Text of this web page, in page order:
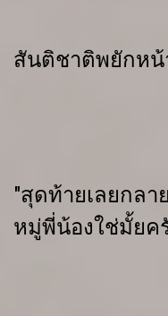
สันติชาติพยักหน้
"สุดท้ายเลยกลา
หมู่พี่น้องใช่มั้ยค